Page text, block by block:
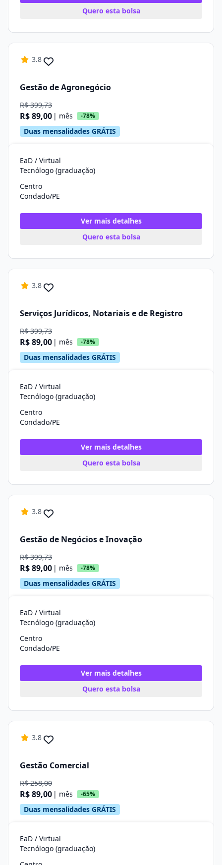
Quero esta bolsa
3.8
Gestão de Agronegócio
R$ 399,73
R$ 89,00 | mês -78%
Duas mensalidades GRÁTIS
EaD / Virtual
Tecnólogo (graduação)
Centro
Condado/PE
Ver mais detalhes
Quero esta bolsa
3.8
Serviços Jurídicos, Notariais e de Registro
R$ 399,73
R$ 89,00 | mês -78%
Duas mensalidades GRÁTIS
EaD / Virtual
Tecnólogo (graduação)
Centro
Condado/PE
Ver mais detalhes
Quero esta bolsa
3.8
Gestão de Negócios e Inovação
R$ 399,73
R$ 89,00 | mês -78%
Duas mensalidades GRÁTIS
EaD / Virtual
Tecnólogo (graduação)
Centro
Condado/PE
Ver mais detalhes
Quero esta bolsa
3.8
Gestão Comercial
R$ 258,00
R$ 89,00 | mês -65%
Duas mensalidades GRÁTIS
EaD / Virtual
Tecnólogo (graduação)